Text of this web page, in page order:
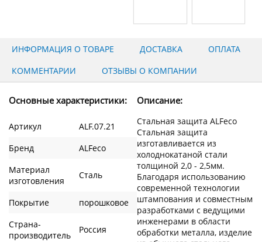
ИНФОРМАЦИЯ О ТОВАРЕ ДОСТАВКА
ОПЛАТА
КОММЕНТАРИИ
ОТЗЫВЫ О КОМПАНИИ
Основные характеристики:
Артикул
ALF.07.21
Бренд
ALFeco
Материал
изготовления
Сталь
Покрытие
порошковое
Страна-
производитель
Россия
Описание:
Стальная защита ALFeco
Стальная защита
изготавливается из
холоднокатаной стали
толщиной 2,0 - 2,5мм.
Благодаря использованию
современной технологии
штампования и совместным
разработками с ведущими
инженерами в области
обработки металла, изделие